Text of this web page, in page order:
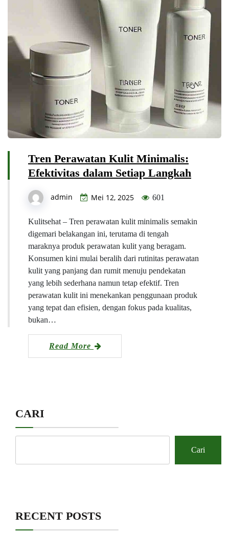
Tren Perawatan Kulit Minimalis:
Efektivitas dalam Setiap Langkah
admin Mei 12, 2025 601
Kulitsehat – Tren perawatan kulit minimalis semakin
digemari belakangan ini, terutama di tengah
maraknya produk perawatan kulit yang beragam.
Konsumen kini mulai beralih dari rutinitas perawatan
kulit yang panjang dan rumit menuju pendekatan
yang lebih sederhana namun tetap efektif. Tren
perawatan kulit ini menekankan penggunaan produk
yang tepat dan efisien, dengan fokus pada kualitas,
bukan…
Read More
CARI
Cari
RECENT POSTS